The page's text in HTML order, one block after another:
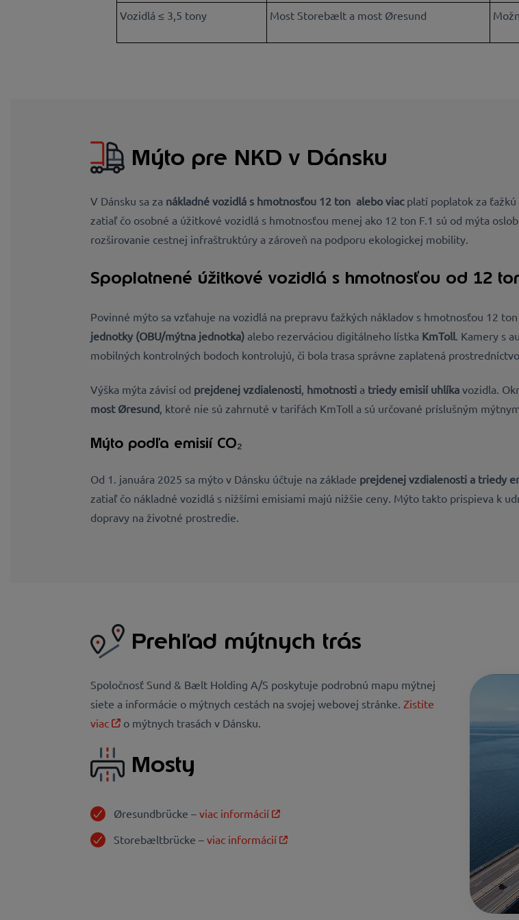
Vozidlá ≤ 3,5 tony Most Storebælt a most Øresund
Mýto pre NKD v Dánsku
V Dánsku sa za nákladné vozidlá s hmotnosťou 12 ton alebo viac platí poplatok za
zatiaľ čo osobné a úžitkové vozidlá s hmotnosťou menej ako 12 ton F.1 sú od mýta
rozširovanie cestnej infraštruktúry a zároveň na podporu ekologickej mobility.
Spoplatnené úžitkové vozidlá s hmotnosťou od 12
Povinné mýto sa vzťahuje na vozidlá na prepravu ťažkých nákladov s hmotnosťou 12
jednotky (OBU/mýtna jednotka) alebo rezerváciou digitálneho lístka KmToll . Kamery s
mobilných kontrolných bodoch kontrolujú, či bola trasa správne zaplatená
Výška mýta závisí od prejdenej vzdialenosti, hmotnosti a triedy emisií uhlíka vozidla.
most Øresund, ktoré nie sú zahrnuté v tarifách KmToll a sú určované príslušným
Mýto podľa emisií CO₂
Od 1. januára 2025 sa mýto v Dánsku účtuje na základe prejdenej vzdialenosti a triedy
zatiaľ čo nákladné vozidlá s nižšími emisiami majú nižšie ceny. Mýto takto prispieva k
dopravy na životné prostredie.
Prehľad mýtnych trás
Spoločnosť Sund & Bælt Holding A/S poskytuje podrobnú mapu mýtnej
siete a informácie o mýtnych cestách na svojej webovej stránke. Zistite
viac
o mýtnych trasách v Dánsku.
Mosty
Øresundbrücke – viac informácií
Storebæltbrücke – viac informácií